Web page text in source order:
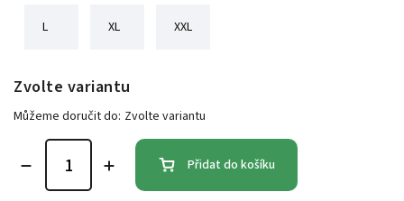
L XL XXL
Zvolte variantu
Můžeme doručit do: Zvolte variantu
Přidat do košíku